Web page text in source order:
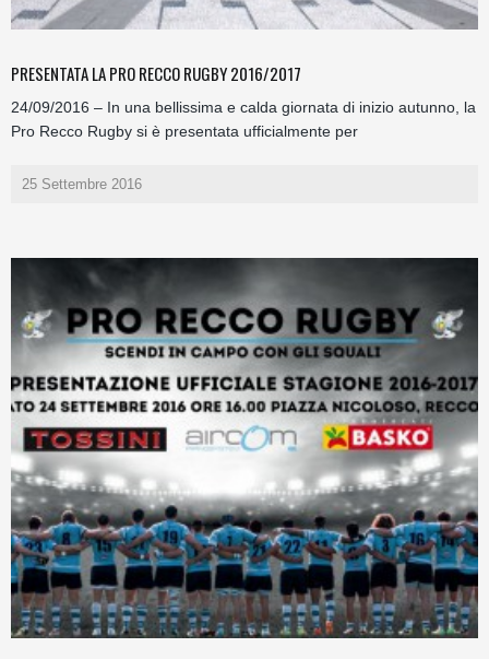
PRESENTATA LA PRO RECCO RUGBY 2016/2017
24/09/2016 – In una bellissima e calda giornata di inizio autunno, la
Pro Recco Rugby si è presentata ufficialmente per
25 Settembre 2016